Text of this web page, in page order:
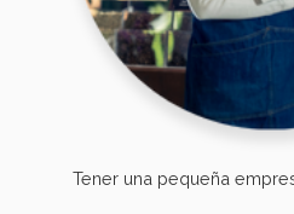
Tener una pequeña